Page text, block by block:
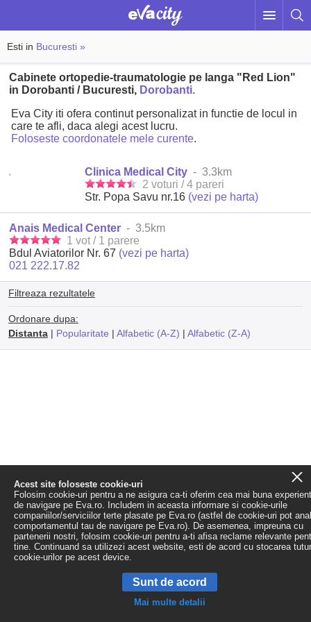
Esti in Bucuresti »
Cabinete ortopedie-traumatologie pe langa "Red Lion"
in Dorobanti / Bucuresti, Dorobanti.
Eva City iti ofera continut personalizat in functie de locul in
care te afli, daca alegi acest lucru.
Foloseste coordonatele mele curente.
Clinica Medical City - 3.3km
2 voturi / 4 pareri
Str. Popa Savu nr.16 (vezi pe harta)
Anais Medical Center - 3.5km
1 vot / 1 parere
Bdul Aviatorilor Nr. 67 (vezi pe harta)
021 222.17.82
Filtreaza rezultatele
Ordonare dupa:
Distanta| Popularitate | Alfabetic (A-Z) | Alfabetic (Z-A)
Acest site foloseste cookie-uri
Folosim cookie-uri pentru a ne asigura ca-ti oferim cea mai buna
de navigare pe Eva.ro. Includem in aceasta informare si cookie-urile
companiilor/serviciilor terte plasate pe Eva.ro (astfel de cookie-uri pot
comportamentul tau de navigare pe Eva.ro). De asemenea, impreuna cu
partenerii nostri, folosim cookie-uri pentru a-ti afisa reclame relevante
tine. Continuand sa utilizezi acest website, esti de acord cu stocarea
cookie-urilor pe acest device.
Sunt de acord
Mai multe detalii